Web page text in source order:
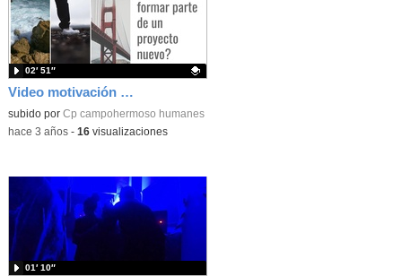
Video motivación proyecto audiovisual CEIP Campohermoso
Contenido educativo.
subido por Cp campohermoso humanes
02′ 51″
-hace 3 años- 16visualizaciones
01′ 10″